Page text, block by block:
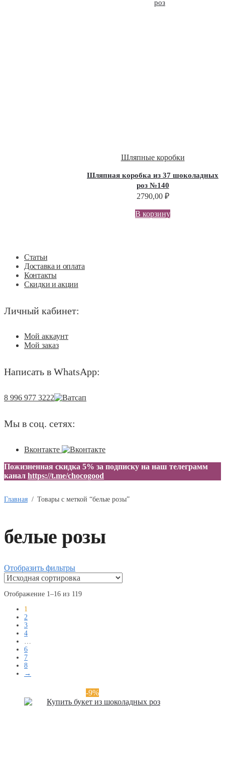
Шляпные коробки
Шляпная коробка из 37 шоколадных
роз №140
2790,00 ₽
В корзину
Статьи
Доставка и оплата
Контакты
Скидки и акции
Личный кабинет:
Мой аккаунт
Мой заказ
Написать в WhatsApp:
8 996 977 3222
Мы в соц. сетях:
Вконтакте
Пожизненная скидка 5% за подписку на наш телеграмм
канал https://t.me/chocogood
Главная / Товары с меткой “белые розы”
белые розы
Отобразить фильтры
Отображение 1–16 из 119
1
2
3
4
…
6
7
8
→
-9%